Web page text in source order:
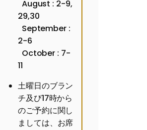
August : 2-9,
29,30
September :
2-6
October : 7-
11
土曜日のブラン
チ及び17時から
のご予約に関し
ましては、お席